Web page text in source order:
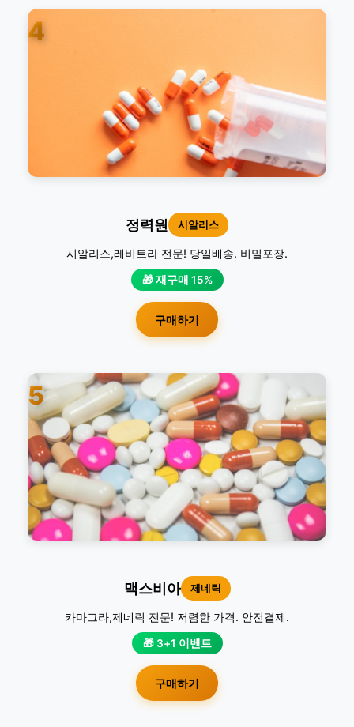
4
정력원 시알리스
시알리스,레비트라 전문! 당일배송. 비밀포장.
🎁 재구매 15%
구매하기
5
맥스비아 제네릭
카마그라,제네릭 전문! 저렴한 가격. 안전결제.
🎁 3+1 이벤트
구매하기